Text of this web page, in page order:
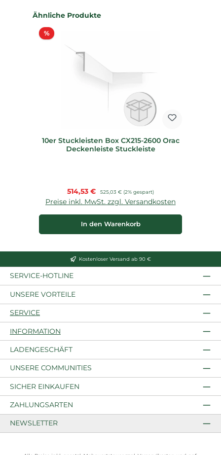
Produktgalerie überspringen
Ähnliche Produkte
%Rabatt
10er Stuckleisten Box CX215-2600 Orac
Deckenleiste Stuckleiste
Verkaufspreis:
514,53 € Regulärer Preis:
525,03 € (2% gespart)
Preise inkl. MwSt. zzgl. Versandkosten
In den Warenkorb
Kostenloser Versand ab 90 €
SERVICE-HOTLINE
UNSERE VORTEILE
SERVICE
INFORMATION
LADENGESCHÄFT
UNSERE COMMUNITIES
SICHER EINKAUFEN
ZAHLUNGSARTEN
NEWSLETTER